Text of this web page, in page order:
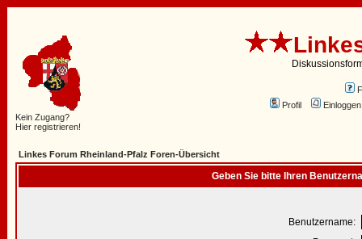
Kein Zugang?
Hier registrieren!
Profil
Linkes Forum Rheinland-Pfalz Foren-Übersicht
Geben Sie bitte Ihren
Benutzername: